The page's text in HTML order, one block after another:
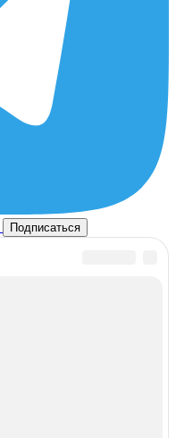
Подписаться